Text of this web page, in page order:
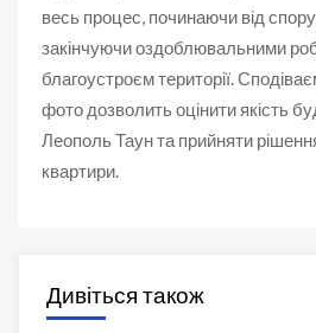
весь процес, починаючи від
закінчуючи оздоблювальними
благоустроєм території.
фото дозволить оцінити якість
Леополь Таун та прийняти
квартири.
Дивіться також